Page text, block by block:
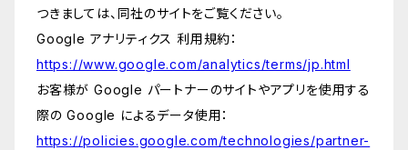
つきましては、同社のサイトをご覧ください。
Google アナリティクス 利用規約：
https://www.google.com/analytics/terms/jp.html
お客様が Google パートナーのサイトやアプリを使用する
際の Google によるデータ使用：
https://policies.google.com/technologies/partner-